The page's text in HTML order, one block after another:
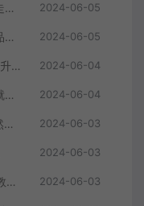
2024闲鱼内部课程，避雷指南，不走弯路快速成长 2024-06-05
2024新版如何开抖音小店供应链选品发货和上架选品广场精选联盟 2024-06-05
2024万相无界直引万运营实操，4.0升级版，系统化课程 理论+实操 2024-06-04
0投入多多虚拟玩法，150个品以后就会出单，也可以配合全站推广助推 2024-06-04
拼多多实战课：万人团玩法/截流自然流/最新强付费打法/最新原价卡大促.. 2024-06-03
2024-06-03
速卖通VIP新手快速入门班，手把手教你在速卖通快速开店 2024-06-03